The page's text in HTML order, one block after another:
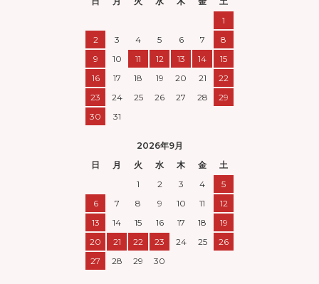
1
2
3 4 5 6 7
8
9
10 11 12 13 14
15
16
17 18 19 20 21
22
23
24 25 26 27 28
29
30
31
2026年9月
日
月 火 水 木 金
土
1
2 3 4
5
6
7 8 9 10 11
12
13
14 15 16 17 18
19
20
21 22 23 24 25
26
27
28 29 30